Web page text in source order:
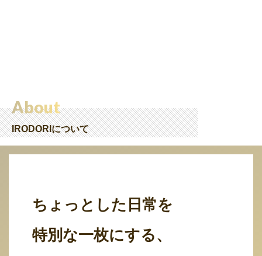
About
IRODORIについて
ちょっとした日常を
特別な一枚にする、